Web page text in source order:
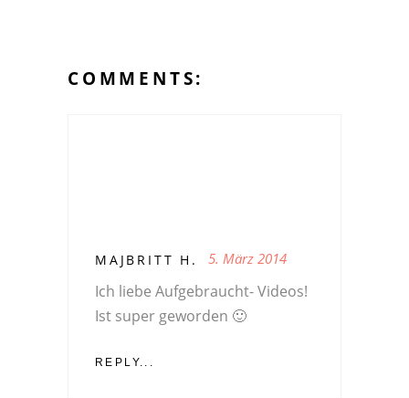
COMMENTS:
MAJBRITT H. 5. März 2014
Ich liebe Aufgebraucht- Videos!
Ist super geworden 🙂
REPLY...